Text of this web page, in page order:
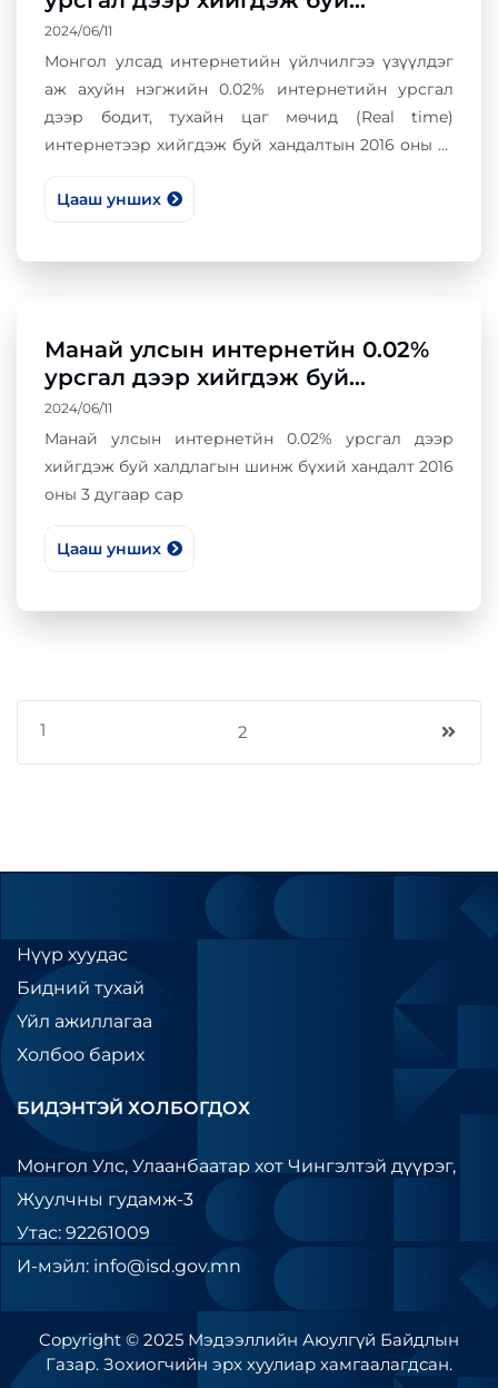
халдлагын шинж бүхий хандалт
2016 оны 4 дүгээр сар
2024/06/11
Монгол улсад интернетийн үйлчилгээ үзүүлдэг
аж ахуйн нэгжийн 0.02% интернетийн урсгал
дээр бодит, тухайн цаг мөчид (Real time)
интернетээр хийгдэж буй хандалтын 2016 оны 4-
хамгийн их халдлагын шинж бүхий хандалттай 5
Цааш унших
Манай улсын интернетйн 0.02%
урсгал дээр хийгдэж буй
халдлагын шинж бүхий хандалт
2016 оны 3 дугаар сар
2024/06/11
Манай улсын интернетйн 0.02% урсгал дээр
хийгдэж буй халдлагын шинж бүхий хандалт 2016
оны 3 дугаар сар
Цааш унших
1 2
Нүүр хуудас
Бидний тухай
Үйл ажиллагаа
Холбоо барих
БИДЭНТЭЙ ХОЛБОГДОХ
Монгол Улс, Улаанбаатар хот Чингэлтэй дүүрэг,
Жуулчны гудамж-3
Утас: 92261009
И-мэйл: info@isd.gov.mn
Copyright © 2025 Мэдээллийн Аюулгүй Байдлын
Газар. Зохиогчийн эрх хуулиар хамгаалагдсан.